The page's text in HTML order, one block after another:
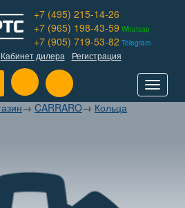
+7 (495) 215-14-26
+7 (965) 198-43-59 Whatsap
+7 (905) 719-53-82 Telegram
Кабинет дилера Регистрация
Toggle
→ CARRARO→ Кольца